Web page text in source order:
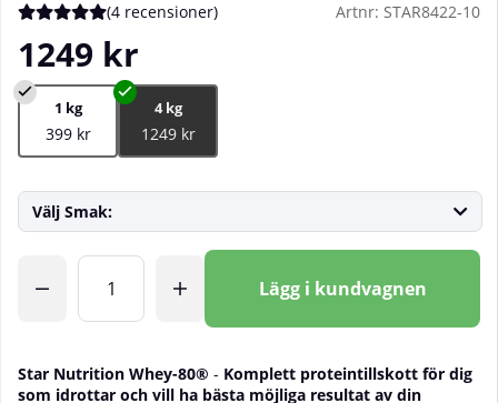
Medelbetyg 5 av 5 Antal betyg 4
(4 recensioner) Artnr: STAR8422-10
1249 kr
1 kg
399 kr
4 kg
1249 kr
Välj Smak:
Lägg i kundvagnen
Star Nutrition Whey-80® - Komplett proteintillskott för dig
som idrottar och vill ha bästa möjliga resultat av din